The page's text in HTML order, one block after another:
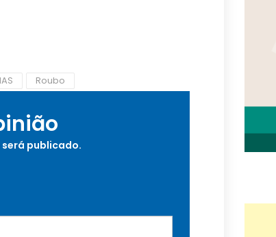
Roubo
será publicado.